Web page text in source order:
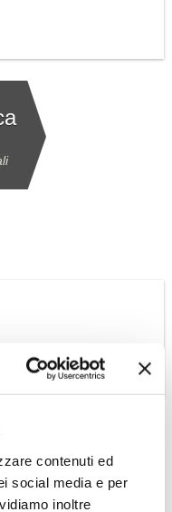
contenuti ed
social media e per
inoltre